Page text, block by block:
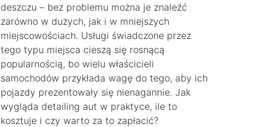
deszczu – bez problemu można je znaleźć
zarówno w dużych, jak i w mniejszych
miejscowościach. Usługi świadczone przez
tego typu miejsca cieszą się rosnącą
popularnością, bo wielu właścicieli
samochodów przykłada wagę do tego, aby ich
pojazdy prezentowały się nienagannie. Jak
wygląda detailing aut w praktyce, ile to
kosztuje i czy warto za to zapłacić?